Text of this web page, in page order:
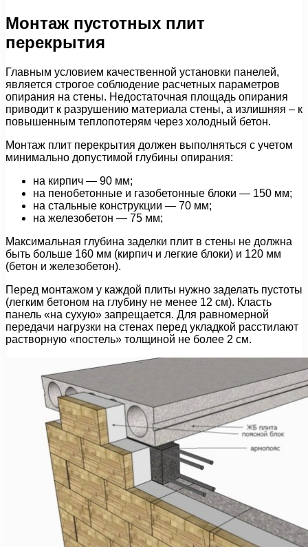
Монтаж пустотных плит
перекрытия
Главным условием качественной установки панелей,
является строгое соблюдение расчетных параметров
опирания на стены. Недостаточная площадь опирания
приводит к разрушению материала стены, а излишняя – к
повышенным теплопотерям через холодный бетон.
Монтаж плит перекрытия должен выполняться с учетом
минимально допустимой глубины опирания:
на кирпич — 90 мм;
на пенобетонные и газобетонные блоки — 150 мм;
на стальные конструкции — 70 мм;
на железобетон — 75 мм;
Максимальная глубина заделки плит в стены не должна
быть больше 160 мм (кирпич и легкие блоки) и 120 мм
(бетон и железобетон).
Перед монтажом у каждой плиты нужно заделать пустоты
(легким бетоном на глубину не менее 12 см). Класть
панель «на сухую» запрещается. Для равномерной
передачи нагрузки на стенах перед укладкой расстилают
растворную «постель» толщиной не более 2 см.